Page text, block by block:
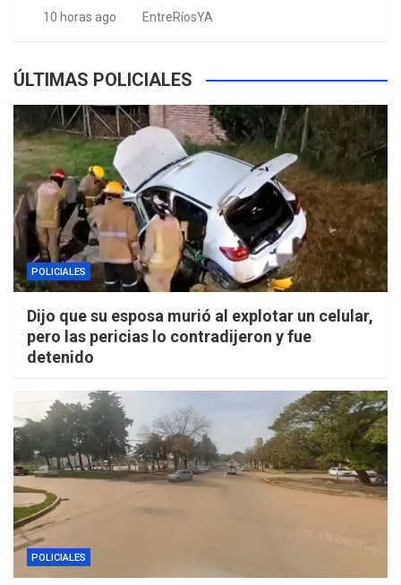
10 horas ago EntreRíosYA
ÚLTIMAS POLICIALES
POLICIALES
Dijo que su esposa murió al explotar un celular,
pero las pericias lo contradijeron y fue
detenido
POLICIALES